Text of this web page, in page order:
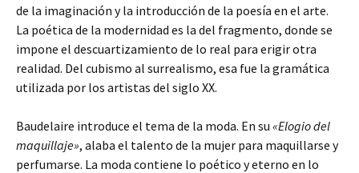
de la imaginación y la introducción de la poesía en el arte.
La poética de la modernidad es la del fragmento, donde se
impone el descuartizamiento de lo real para erigir otra
realidad. Del cubismo al surrealismo, esa fue la gramática
utilizada por los artistas del siglo XX.
Baudelaire introduce el tema de la moda. En su «Elogio del
maquillaje», alaba el talento de la mujer para maquillarse y
perfumarse. La moda contiene lo poético y eterno en lo